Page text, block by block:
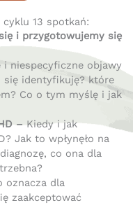
13 spotkań:
i przygotowujemy się
i niespecyficzne objawy
identyfikuję? które
Co o tym myślę i jak
–Kiedy i jak
Jak to wpłynęło na
co ona dla
oznacza dla
zaakceptować